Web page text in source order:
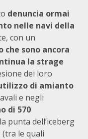
denuncia ormai
nelle navi della
con un
che sono ancora
la strage
dei loro
di amianto
e negli
di 570
punta dell’iceberg
le quali